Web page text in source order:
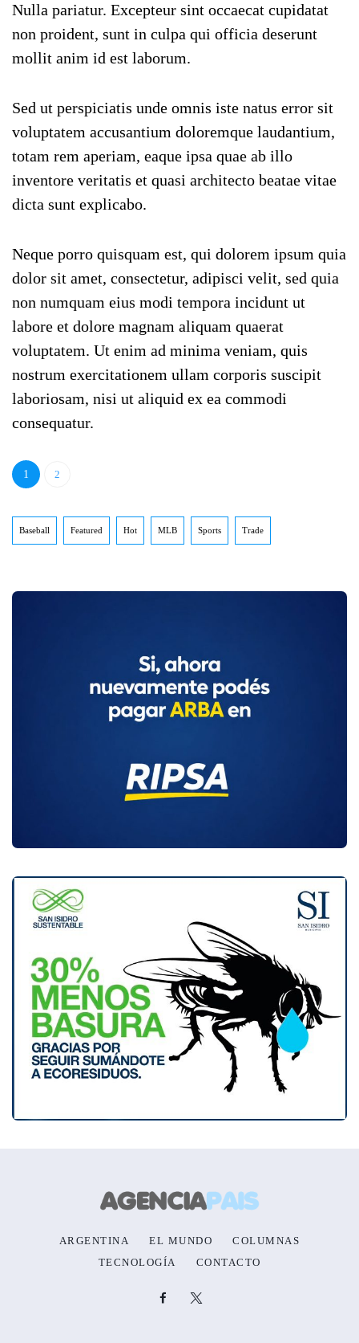
Nulla pariatur. Excepteur sint occaecat cupidatat
non proident, sunt in culpa qui officia deserunt
mollit anim id est laborum.
Sed ut perspiciatis unde omnis iste natus error sit
voluptatem accusantium doloremque laudantium,
totam rem aperiam, eaque ipsa quae ab illo
inventore veritatis et quasi architecto beatae vitae
dicta sunt explicabo.
Neque porro quisquam est, qui dolorem ipsum quia
dolor sit amet, consectetur, adipisci velit, sed quia
non numquam eius modi tempora incidunt ut
labore et dolore magnam aliquam quaerat
voluptatem. Ut enim ad minima veniam, quis
nostrum exercitationem ullam corporis suscipit
laboriosam, nisi ut aliquid ex ea commodi
consequatur.
1 2
Baseball Featured Hot MLB Sports Trade
ARGENTINA EL MUNDO
COLUMNAS
TECNOLOGÍA
CONTACTO